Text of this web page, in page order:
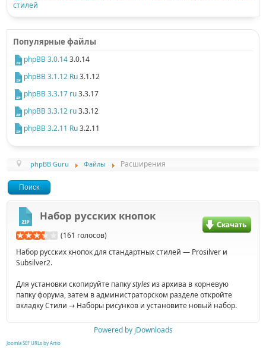
стилей
Популярные файлы
phpBB 3.0.143.0.14
phpBB 3.1.12 Ru3.1.12
phpBB 3.3.17 ru3.3.17
phpBB 3.3.12 ru3.3.12
phpBB 3.2.11 Ru3.2.11
phpBB Guru Файлы Расширения
Поиск
Набор русских кнопок
(161 голосов)
Набор русских кнопок для стандартных стилей — Prosilver и
Subsilver2.
Для установки скопируйте папкуstyles из архива в корневую
папку форума, затем в администраторском разделе откройте
вкладку Стили → Наборы рисунков и установите новый набор.
Powered by jDownloads
Joomla SEF URLs by Artio